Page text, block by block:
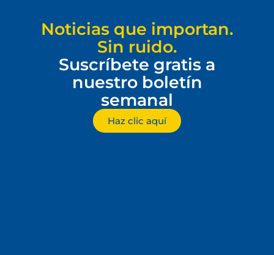
Noticias que importan.
Sin ruido.
Suscríbete gratis a
nuestro boletín
semanal
Haz clic aquí